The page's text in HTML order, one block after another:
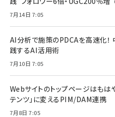
7月14日 7:05
AI分析で施策のPDCAを高速化
践するAI活用術
7月10日 7:05
Webサイトのトップページはもは
テンツ」に変えるPIM/DAM連携
7月8日 7:05